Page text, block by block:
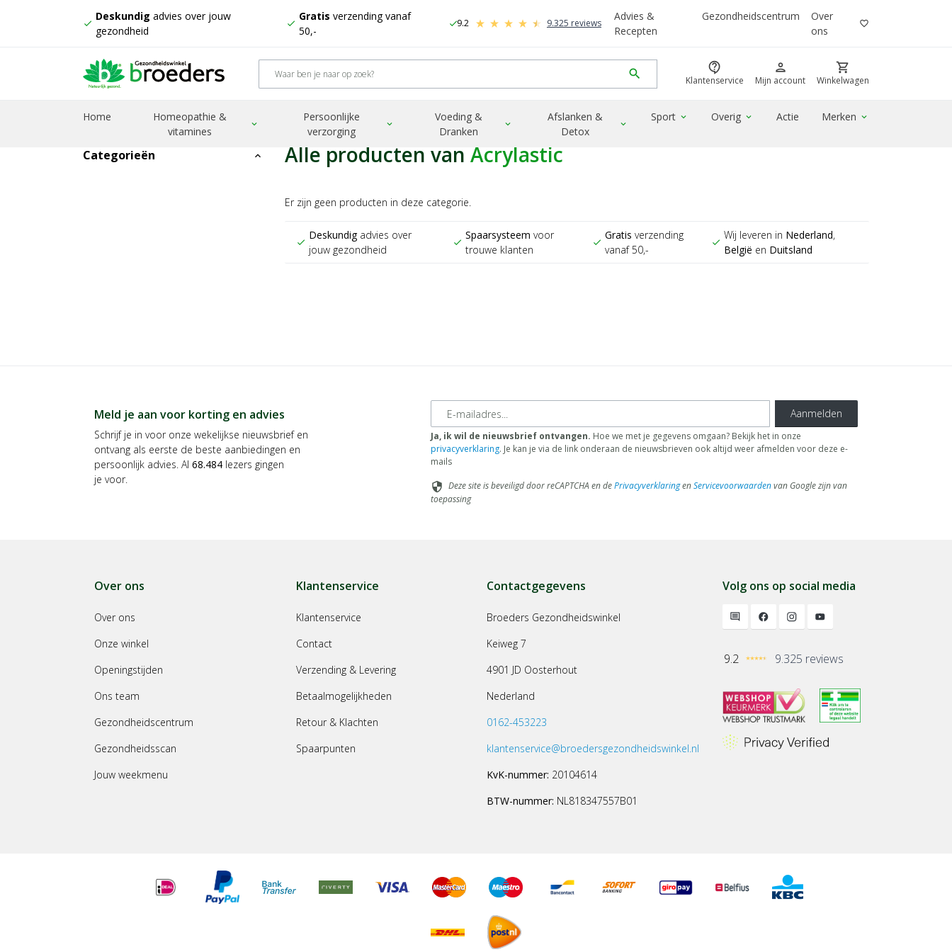
check
Deskundig advies over jouw
gezondheid
check
Gratis verzending vanaf
50,-
check9.2 9.325 reviews
Advies &
Recepten
Gezondheidscentrum
Over
ons
favorite_border
search contact_support
Klantenservice
person
Mijn account
shopping_cart
Winkelwagen
Home
Homeopathie &
vitamines
expand_more
Persoonlijke
verzorging
expand_more
Voeding &
Dranken
expand_more
Afslanken &
Detox
expand_more
Sport expand_more Overig expand_more Actie Merken expand_more
Home Producten Acrylastic
Categorieën expand_less Alle producten van Acrylastic
Er zijn geen producten in deze categorie.
check
Deskundigadvies over
jouw gezondheid
check
Spaarsysteem voor
trouwe klanten
check
Gratis verzending
vanaf 50,-
check
Wij leveren in Nederland,
België en Duitsland
Meld je aan voor korting en advies
Schrijf je in voor onze wekelijkse nieuwsbrief en
ontvang als eerste de beste aanbiedingen en
persoonlijk advies. Al 68.484 lezers gingen
je voor.
E-mailadres Aanmelden
Ja, ik wil de nieuwsbrief ontvangen. Hoe we met je gegevens omgaan? Bekijk het in onze
privacyverklaring. Je kan je via de link onderaan de nieuwsbrieven ook altijd weer afmelden voor deze e-
mails
security Deze site is beveiligd door reCAPTCHA en dePrivacyverklaringenServicevoorwaardenvan Google zijn van
toepassing
Over ons
Over ons
Onze winkel
Openingstijden
Ons team
Gezondheidscentrum
Gezondheidsscan
Jouw weekmenu
Klantenservice
Klantenservice
Contact
Verzending & Levering
Betaalmogelijkheden
Retour & Klachten
Spaarpunten
Contactgegevens
Broeders Gezondheidswinkel
Keiweg 7
4901 JD Oosterhout
Nederland
0162-453223
klantenservice@broedersgezondheidswinkel.nl
KvK-nummer: 20104614
BTW-nummer: NL818347557B01
Volg ons op social media
9.2 9.325 reviews